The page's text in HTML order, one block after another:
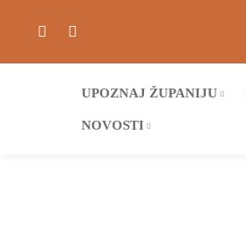
UPOZNAJ ŽUPANIJU
NOVOSTI